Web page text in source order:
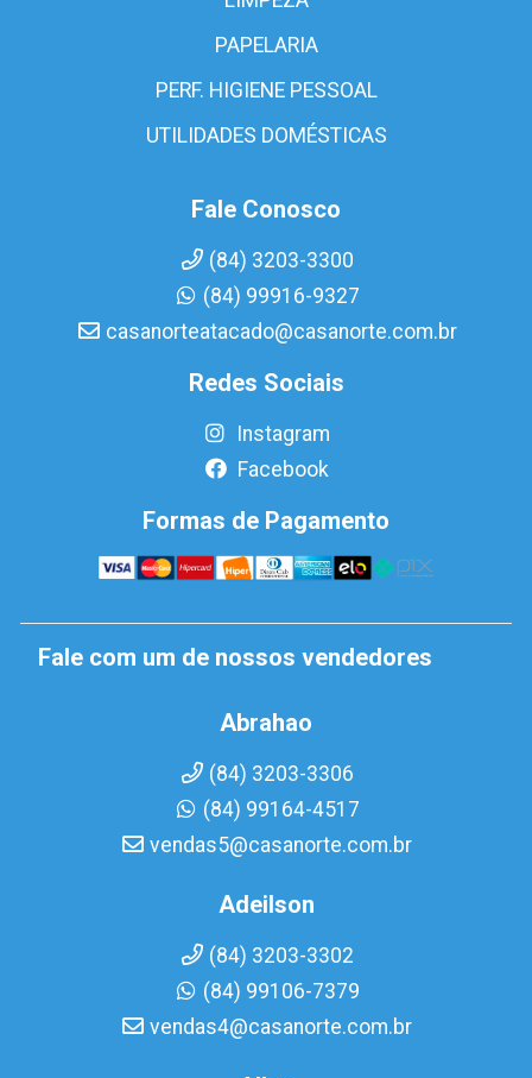
PAPELARIA
PERF. HIGIENE PESSOAL
UTILIDADES DOMÉSTICAS
Fale Conosco
(84) 3203-3300
(84) 99916-9327
casanorteatacado@casanorte.com.br
Redes Sociais
Instagram
Facebook
Formas de Pagamento
Fale com um de nossos vendedores
Abrahao
(84) 3203-3306
(84) 99164-4517
vendas5@casanorte.com.br
Adeilson
(84) 3203-3302
(84) 99106-7379
vendas4@casanorte.com.br